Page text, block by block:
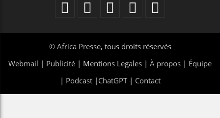
© Africa Presse, tous droits réservés
Webmail | Publicité | Mentions Legales | À propos | Équipe
| Podcast| ChatGPT| Contact